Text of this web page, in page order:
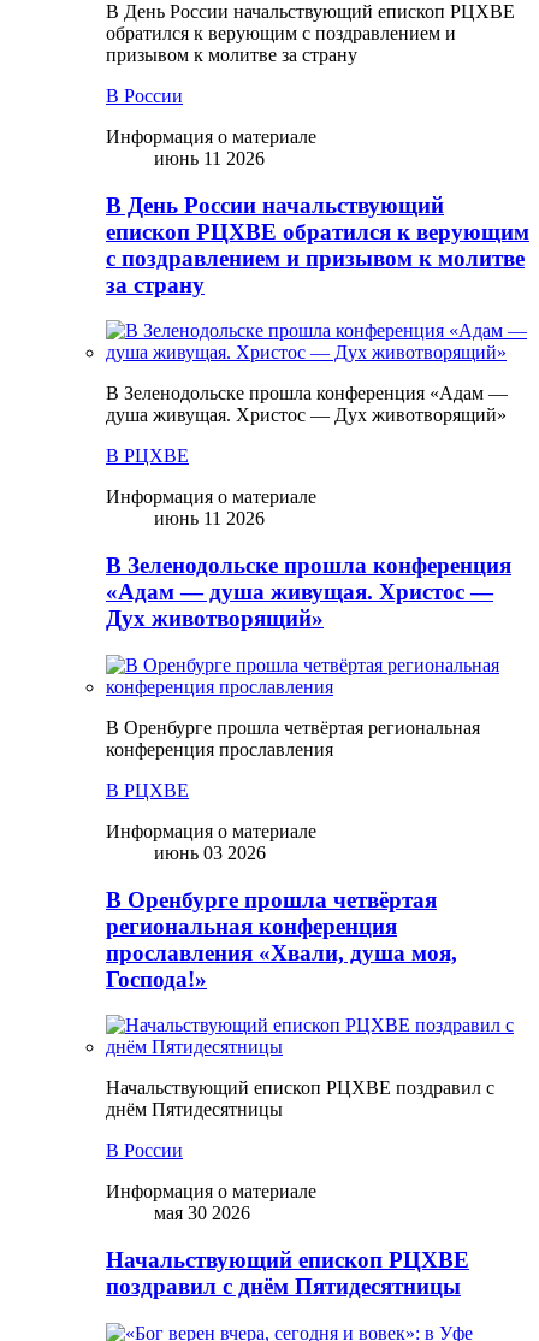
В День России начальствующий епископ РЦХВЕ
обратился к верующим с поздравлением и
призывом к молитве за страну
В России
Информация о материале
июнь 11 2026
В День России начальствующий
епископ РЦХВЕ обратился к верующим
с поздравлением и призывом к молитве
за страну
В Зеленодольске прошла конференция «Адам —
душа живущая. Христос — Дух животворящий»
В РЦХВЕ
Информация о материале
июнь 11 2026
В Зеленодольске прошла конференция
«Адам — душа живущая. Христос —
Дух животворящий»
В Оренбурге прошла четвёртая региональная
конференция прославления
В РЦХВЕ
Информация о материале
июнь 03 2026
В Оренбурге прошла четвёртая
региональная конференция
прославления «Хвали, душа моя,
Господа!»
Начальствующий епископ РЦХВЕ поздравил с
днём Пятидесятницы
В России
Информация о материале
мая 30 2026
Начальствующий епископ РЦХВЕ
поздравил с днём Пятидесятницы